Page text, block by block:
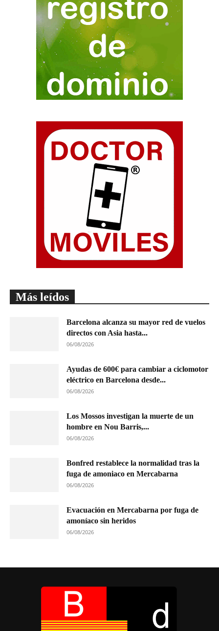
Más leídos
Barcelona alcanza su mayor red de vuelos
directos con Asia hasta...
06/08/2026
Ayudas de 600€ para cambiar a ciclomotor
eléctrico en Barcelona desde...
06/08/2026
Los Mossos investigan la muerte de un
hombre en Nou Barris,...
06/08/2026
Bonfred restablece la normalidad tras la
fuga de amoniaco en Mercabarna
06/08/2026
Evacuación en Mercabarna por fuga de
amoníaco sin heridos
06/08/2026